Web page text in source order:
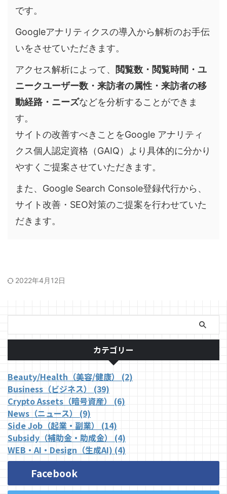
です。
Googleアナリティクスの導入から解析のお手伝
いをさせていただきます。
アクセス解析によって、 閲覧数・閲覧時間・ユ
ニークユーザー数・来訪者の属性・来訪者の移
動経路・ニーズなどを分析することができま
す。
サイトの改善すべきことをGoogle アナリティ
クス個人認定資格（GAIQ）より具体的に分かり
やすくご提案させていただきます。
また、Google Search Console登録代行から、
サイト改善・SEO対策のご提案を行わせていた
だきます。
2022年4月12日
カテゴリー
Beauty/Health（美容/健康） (2)
Business（ビジネス） (39)
Crypto Assets（暗号資産） (6)
News（ニュース） (9)
Side Job（起業・副業） (14)
Subsidy（補助金・助成金） (4)
WEB・AI・Design（生成AI) (4)
Facebook